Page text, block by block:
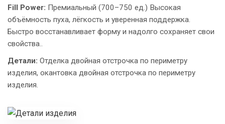
Fill Power: Премиальный (700–750 ед.) Высокая
объёмность пуха, лёгкость и уверенная поддержка.
Быстро восстанавливает форму и надолго сохраняет свои
свойства..
Детали: Отделка двойная отстрочка по периметру
изделия, окантовка двойная отстрочка по периметру
изделия.